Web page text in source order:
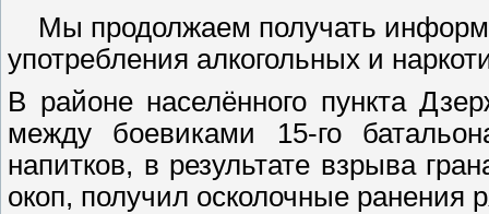
Мы продолжаем получать
употребления алкогольных и
В районе населённого пункта
между боевиками 15-го
напитков, в результате взрыва
окоп, получил осколочные ранения